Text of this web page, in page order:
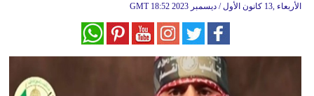
وتغذية
سياحة
GMT 18:52 2023 الأربعاء ,13 كانون الأول / ديسمبر